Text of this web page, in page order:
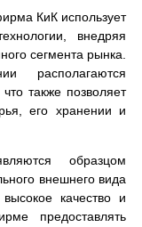
КиК использует
внедряя
сегмента рынка.
располагаются
также позволяет
его хранении и
образцом
внешнего вида
качество и
предоставлять